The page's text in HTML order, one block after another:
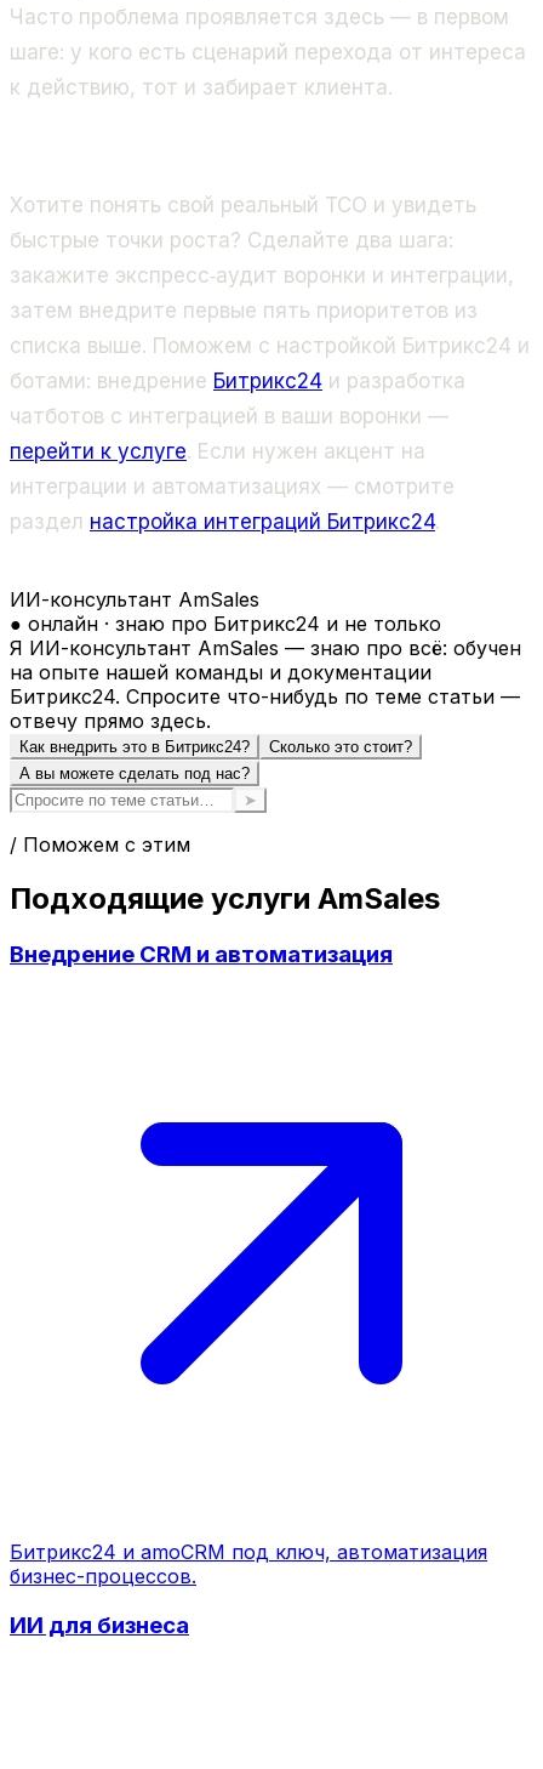
Часто проблема проявляется здесь — в первом
шаге: у кого есть сценарий перехода от интереса
к действию, тот и забирает клиента.
Хотите понять свой реальный TCO и увидеть
быстрые точки роста? Сделайте два шага:
закажите экспресс‑аудит воронки и интеграции,
затем внедрите первые пять приоритетов из
списка выше. Поможем с настройкой Битрикс24 и
ботами: внедрение Битрикс24 и разработка
чатботов с интеграцией в ваши воронки —
перейти к услуге. Если нужен акцент на
интеграции и автоматизациях — смотрите
раздел настройка интеграций Битрикс24.
ИИ-консультант AmSales
● онлайн · знаю про Битрикс24 и не только
Я ИИ-консультант AmSales — знаю про всё: обучен
на опыте нашей команды и документации
Битрикс24. Спросите что-нибудь по теме статьи —
отвечу прямо здесь.
Как внедрить это в Битрикс24?
Сколько это стоит?
А вы можете сделать под нас?
➤
/ Поможем с этим
Подходящие услуги AmSales
Внедрение CRM и автоматизация
Битрикс24 и amoCRM под ключ, автоматизация
бизнес-процессов.
ИИ для бизнеса